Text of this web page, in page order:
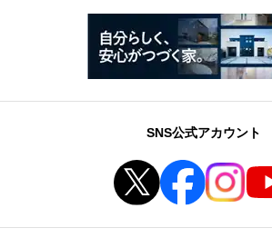
SNS公式アカウント